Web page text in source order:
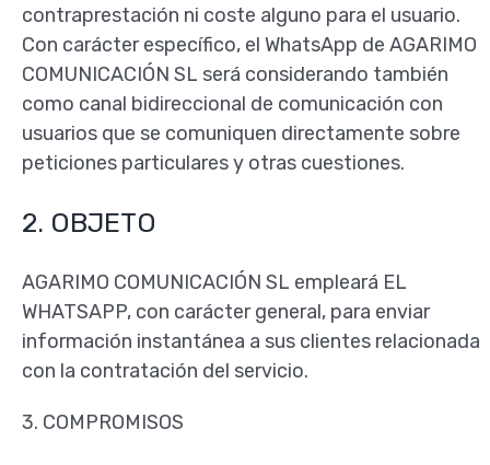
contraprestación ni coste alguno para el usuario.
Con carácter específico, el WhatsApp de AGARIMO
COMUNICACIÓN SL será considerando también
como canal bidireccional de comunicación con
usuarios que se comuniquen directamente sobre
peticiones particulares y otras cuestiones.
2. OBJETO
AGARIMO COMUNICACIÓN SL empleará EL
WHATSAPP, con carácter general, para enviar
información instantánea a sus clientes relacionada
con la contratación del servicio.
3. COMPROMISOS